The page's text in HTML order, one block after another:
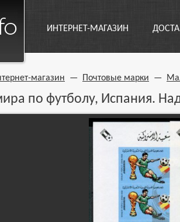
ИНТЕРНЕТ-МАГАЗИН
магазин — Почтовые марки —
по футболу, Испания.